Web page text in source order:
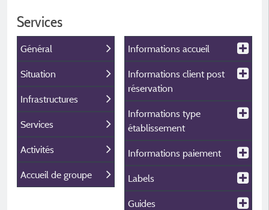
Services
Général
Situation
Infrastructures
Services
Activités
Accueil de groupe
Informations accueil
Informations client post
réservation
Informations type
établissement
Informations paiement
Labels
Guides